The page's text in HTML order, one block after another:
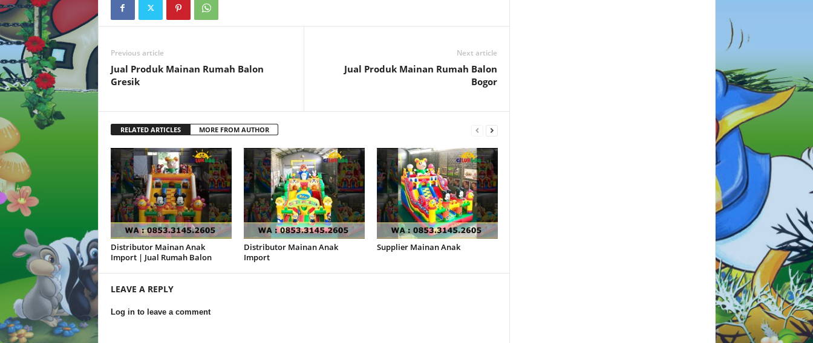
Previous article
Jual Produk Mainan Rumah Balon
Gresik
Next article
Jual Produk Mainan Rumah Balon
Bogor
RELATED ARTICLES MORE FROM AUTHOR
Distributor Mainan Anak
Import | Jual Rumah Balon
Distributor Mainan Anak
Import
Supplier Mainan Anak
LEAVE A REPLY
Log in to leave a comment